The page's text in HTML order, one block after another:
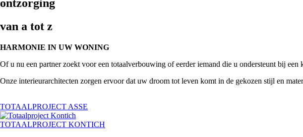
ontzorging
van a tot z
HARMONIE IN UW WONING
Of u nu een partner zoekt voor een totaalverbouwing of eerder iemand die u ondersteunt bij
Onze interieurarchitecten zorgen ervoor dat uw droom tot leven komt in de gekozen stijl en
TOTAALPROJECT ASSE
TOTAALPROJECT KONTICH